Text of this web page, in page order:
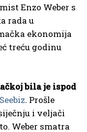
Enzo Weber s
rada u
ekonomija
treću godinu
bila je ispod
Seebiz. Prošle
i veljači
Weber smatra